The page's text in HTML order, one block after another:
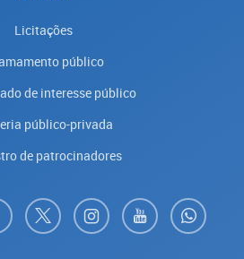
Licitações
público
de interesse público
público-privada
de patrocinadores